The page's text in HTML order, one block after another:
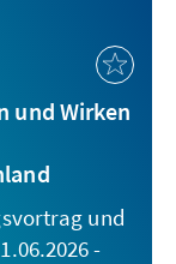
und Wirken
und
-